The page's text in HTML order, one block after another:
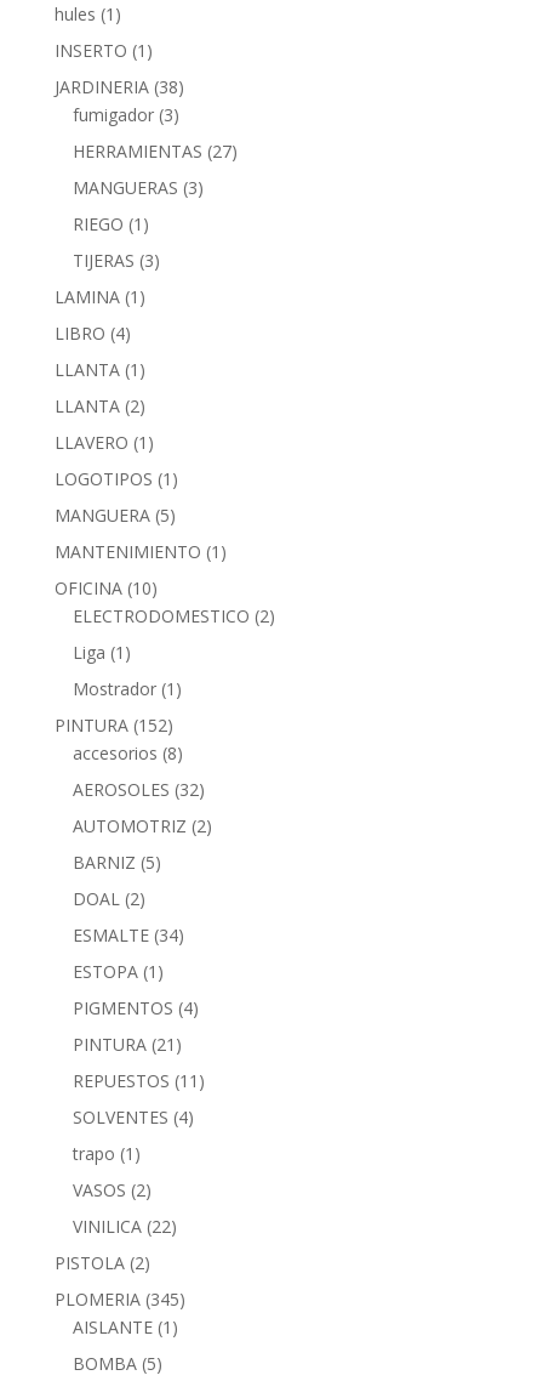
hules (1)
INSERTO (1)
JARDINERIA (38)
fumigador (3)
HERRAMIENTAS (27)
MANGUERAS (3)
RIEGO (1)
TIJERAS (3)
LAMINA (1)
LIBRO (4)
LLANTA (1)
LLANTA (2)
LLAVERO (1)
LOGOTIPOS (1)
MANGUERA (5)
MANTENIMIENTO (1)
OFICINA (10)
ELECTRODOMESTICO (2)
Liga (1)
Mostrador (1)
PINTURA (152)
accesorios (8)
AEROSOLES (32)
AUTOMOTRIZ (2)
BARNIZ (5)
DOAL (2)
ESMALTE (34)
ESTOPA (1)
PIGMENTOS (4)
PINTURA (21)
REPUESTOS (11)
SOLVENTES (4)
trapo (1)
VASOS (2)
VINILICA (22)
PISTOLA (2)
PLOMERIA (345)
AISLANTE (1)
BOMBA (5)